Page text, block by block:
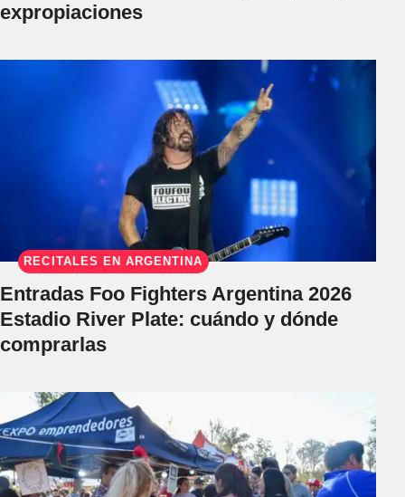
expropiaciones
RECITALES EN ARGENTINA
Entradas Foo Fighters Argentina 2026
Estadio River Plate: cuándo y dónde
comprarlas